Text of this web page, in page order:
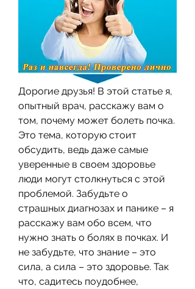
Дорогие друзья! В этой статье я,
опытный врач, расскажу вам о
том, почему может болеть почка.
Это тема, которую стоит
обсудить, ведь даже самые
уверенные в своем здоровье
люди могут столкнуться с этой
проблемой. Забудьте о
страшных диагнозах и панике – я
расскажу вам обо всем, что
нужно знать о болях в почках. И
не забудьте, что знание – это
сила, а сила – это здоровье. Так
что, садитесь поудобнее,